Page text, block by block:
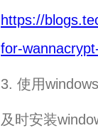
https://
for-
3. 使用
及时安装